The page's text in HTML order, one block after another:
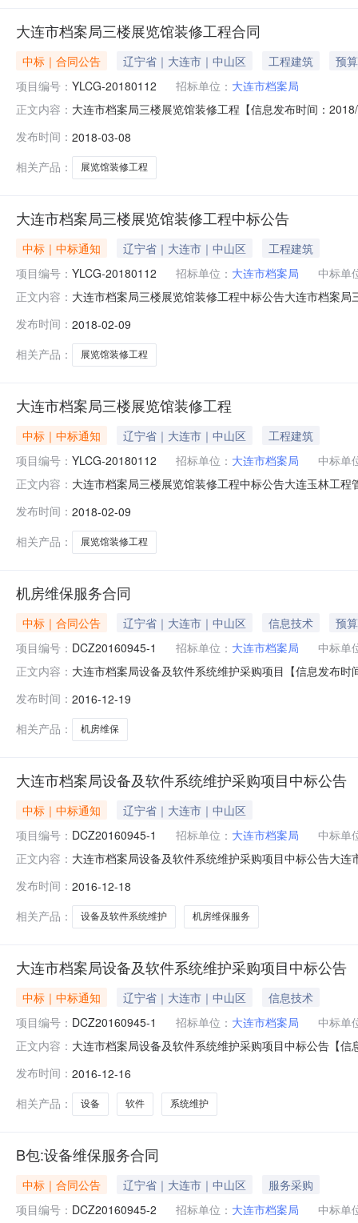
大连市档案局三楼展览馆装修工程合同
中标｜合同公告 辽宁省｜大连市｜中山区 工程建筑
预
项目编号： YLCG-20180112 招标单位： 大连市档案局
正文内容： 大连市档案局三楼展览馆装修工程【信息发布时间：
名称：大连市档案局三楼展览馆装修工程1.3招标编号：
(万元)其
发布时间： 2018-03-08
相关产品：
展览馆装修工程
大连市档案局三楼展览馆装修工程中标公告
中标｜中标通知 辽宁省｜大连市｜中山区
工程建筑
项目编号： YLCG-20180112 招标单位： 大连市档案局
中标单
正文内容： 大连市档案局三楼展览馆装修工程中标公告大连市档案
2、项目编号：YLCG-201801123、招标人名称：大连市
西岗区北海
发布时间： 2018-02-09
相关产品：
展览馆装修工程
大连市档案局三楼展览馆装修工程
中标｜中标通知 辽宁省｜大连市｜中山区
工程建筑
项目编号： YLCG-20180112 招标单位： 大连市档案局
中标单
正文内容： 大连市档案局三楼展览馆装修工程中标公告大连玉林工
名称：大连市档案局地址：大连市中山区中南路49号电
话：62
发布时间： 2018-02-09
相关产品：
展览馆装修工程
机房维保服务合同
中标｜合同公告 辽宁省｜大连市｜中山区 信息技术
预
项目编号： DCZ20160945-1 招标单位： 大连市档案局
中标单
正文内容： 大连市档案局设备及软件系统维护采购项目【信息发布
为：公开招标1.2项目名称：大连市档案局设备及软件系
标处理
发布时间： 2016-12-19
相关产品：
机房维保
大连市档案局设备及软件系统维护采购项目中标公告
中标｜中标通知
辽宁省｜大连市｜中山区
项目编号： DCZ20160945-1 招标单位： 大连市档案局
中标单
正文内容： 大连市档案局设备及软件系统维护采购项目中标公告大
局设备及软件系统维护采购项目2、项目编号：
套公司地址
发布时间： 2016-12-18
相关产品：
设备及软件系统维护 机房维保服务
大连市档案局设备及软件系统维护采购项目中标公告
中标｜中标通知 辽宁省｜大连市｜中山区
信息技术
项目编号： DCZ20160945-1 招标单位： 大连市档案局
中标单
正文内容： 大连市档案局设备及软件系统维护采购项目中标公告【
束，现将中标结果公告如下：1、项目名称：大连市档案
49号电话：
发布时间： 2016-12-16
相关产品：
设备 软件 系统维护
B包:设备维保服务合同
中标｜合同公告 辽宁省｜大连市｜中山区
服务采购
项目编号： DCZ20160945-2 招标单位： 大连市档案局
中标单